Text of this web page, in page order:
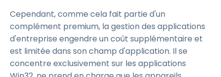
Cependant, comme cela fait partie d'un
complément premium, la gestion des applications
d'entreprise engendre un coût supplémentaire et
est limitée dans son champ d'application. Il se
concentre exclusivement sur les applications